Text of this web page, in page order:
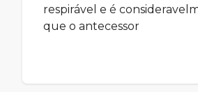
respirável e é
que o antecessor